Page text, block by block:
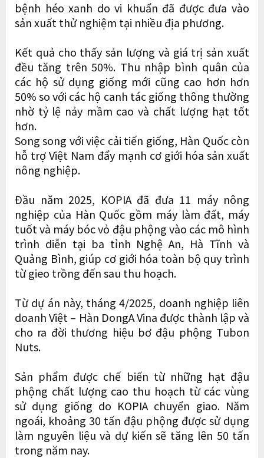
bệnh héo xanh do vi khuẩn đã được đưa vào
sản xuất thử nghiệm tại nhiều địa phương.
Kết quả cho thấy sản lượng và giá trị sản xuất
đều tăng trên 50%. Thu nhập bình quân của
các hộ sử dụng giống mới cũng cao hơn hơn
50% so với các hộ canh tác giống thông thường
nhờ tỷ lệ nảy mầm cao và chất lượng hạt tốt
hơn.
Song song với việc cải tiến giống, Hàn Quốc còn
hỗ trợ Việt Nam đẩy mạnh cơ giới hóa sản xuất
nông nghiệp.
Đầu năm 2025, KOPIA đã đưa 11 máy nông
nghiệp của Hàn Quốc gồm máy làm đất, máy
tuốt và máy bóc vỏ đậu phộng vào các mô hình
trình diễn tại ba tỉnh Nghệ An, Hà Tĩnh và
Quảng Bình, giúp cơ giới hóa toàn bộ quy trình
từ gieo trồng đến sau thu hoạch.
Từ dự án này, tháng 4/2025, doanh nghiệp liên
doanh Việt – Hàn DongA Vina được thành lập và
cho ra đời thương hiệu bơ đậu phộng Tubon
Nuts.
Sản phẩm được chế biến từ những hạt đậu
phộng chất lượng cao thu hoạch từ các vùng
sử dụng giống do KOPIA chuyển giao. Năm
ngoái, khoảng 30 tấn đậu phộng được sử dụng
làm nguyên liệu và dự kiến sẽ tăng lên 50 tấn
trong năm nay.